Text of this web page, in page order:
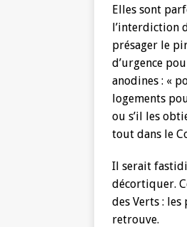
Elles sont
l’interdiction
présager le
d’urgence
anodines : «
logements
ou s’il les
tout dans le
Il serait
décortiquer.
des Verts :
retrouve.